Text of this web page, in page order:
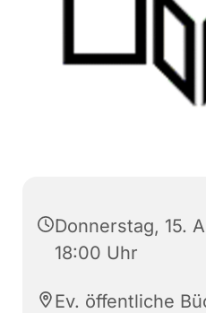
Donnerstag, 15.
18:00 Uhr
Ev. öffentliche